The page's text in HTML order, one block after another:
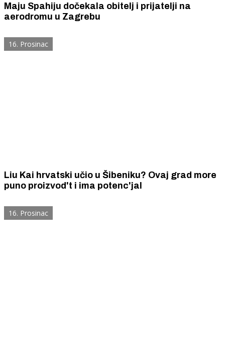
Maju Spahiju dočekala obitelj i prijatelji na
aerodromu u Zagrebu
16. Prosinac
Liu Kai hrvatski učio u Šibeniku? Ovaj grad more
puno proizvod't i ima potenc'jal
16. Prosinac